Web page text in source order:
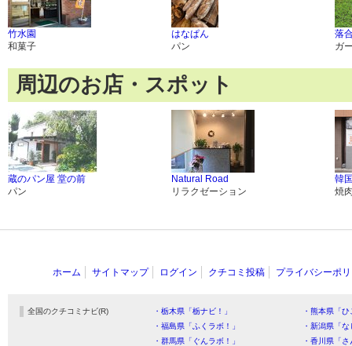
竹水園
和菓子
はなぱん
パン
落
ガ
周辺のお店・スポット
蔵のパン屋 堂の前
パン
Natural Road
リラクゼーション
韓
焼
ホーム サイトマップ ログイン クチコミ投稿 プライバシーポ
全国のクチコミナビ(R) ・栃木県「栃ナビ！」
・熊本県「
・福島県「ふくラボ！」
・新潟県「
・群馬県「ぐんラボ！」
・香川県「